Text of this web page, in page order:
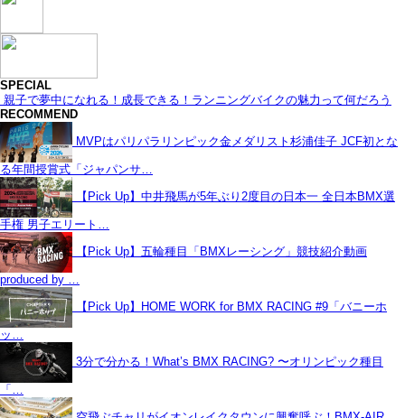
SPECIAL
親子で夢中になれる！成長できる！ランニングバイクの魅力って何だろう
RECOMMEND
MVPはパリパラリンピック金メダリスト杉浦佳子 JCF初とな
る年間授賞式「ジャパンサ…
【Pick Up】中井飛馬が5年ぶり2度目の日本一 全日本BMX選
手権 男子エリート…
【Pick Up】五輪種目「BMXレーシング」競技紹介動画
produced by …
【Pick Up】HOME WORK for BMX RACING #9「バニーホ
ッ…
3分で分かる！What’s BMX RACING? 〜オリンピック種目
「…